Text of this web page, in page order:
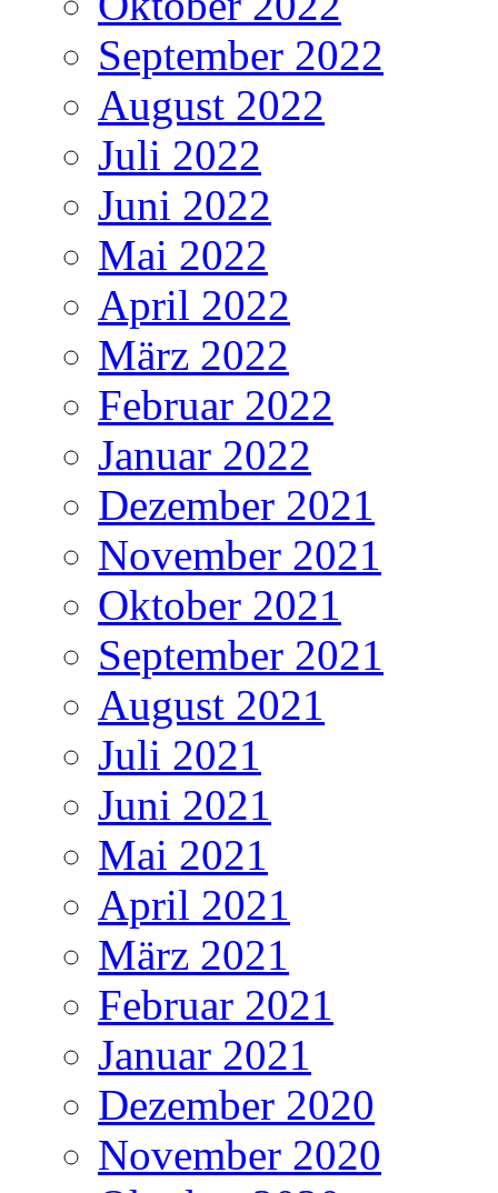
September 2022
August 2022
Juli 2022
Juni 2022
Mai 2022
April 2022
März 2022
Februar 2022
Januar 2022
Dezember 2021
November 2021
Oktober 2021
September 2021
August 2021
Juli 2021
Juni 2021
Mai 2021
April 2021
März 2021
Februar 2021
Januar 2021
Dezember 2020
November 2020